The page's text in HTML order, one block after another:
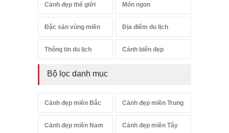
Cảnh đẹp thế giới Món ngon
Đặc sản vùng miền Địa điểm du lịch
Thông tin du lịch Cảnh biển đẹp
Bộ lọc danh mục
Cảnh đẹp miền Bắc Cảnh đẹp miền Trung
Cảnh đẹp miền Nam Cảnh đẹp miền Tây